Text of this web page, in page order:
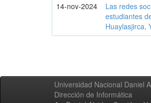
14-nov-2024
Las redes
estudiantes
Huaylasjirca,
Universidad Nacional Daniel
Dirección de Informática